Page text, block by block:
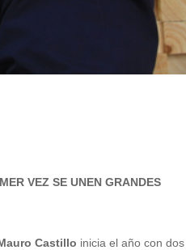
VEZ SE UNEN GRANDES
Castillo inicia el año con